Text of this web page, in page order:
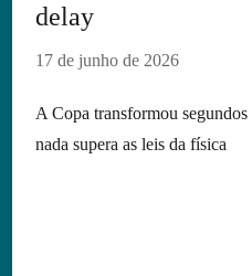
delay
17 de junho de 2026
A Copa transformou segundos
nada supera as leis da física